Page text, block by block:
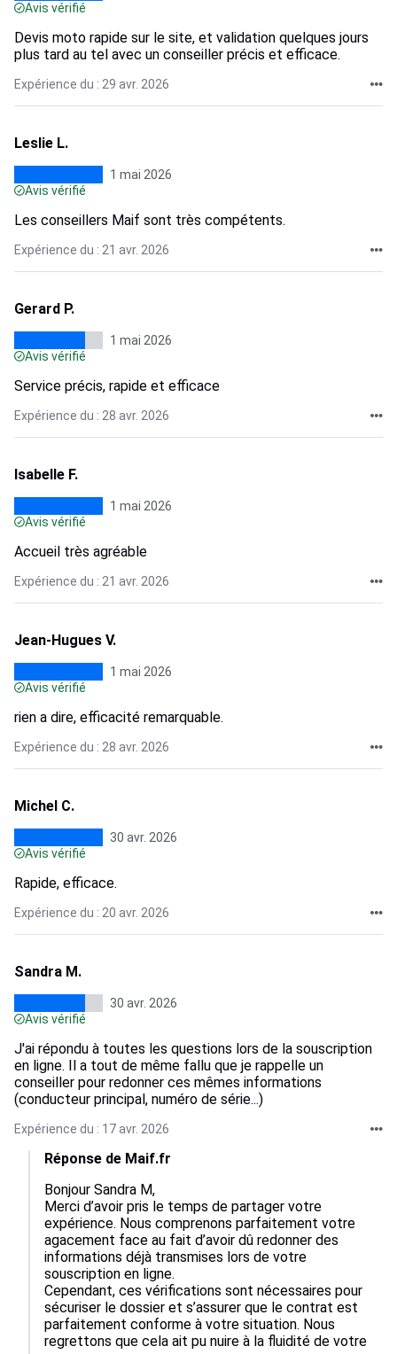
Avis vérifié
Devis moto rapide sur le site, et validation quelques jours
plus tard au tel avec un conseiller précis et efficace.
Expérience du : 29 avr. 2026
Leslie L.
1 mai 2026
Avis vérifié
Les conseillers Maif sont très compétents.
Expérience du : 21 avr. 2026
Gerard P.
1 mai 2026
Avis vérifié
Service précis, rapide et efficace
Expérience du : 28 avr. 2026
Isabelle F.
1 mai 2026
Avis vérifié
Accueil très agréable
Expérience du : 21 avr. 2026
Jean-Hugues V.
1 mai 2026
Avis vérifié
rien a dire, efficacité remarquable.
Expérience du : 28 avr. 2026
Michel C.
30 avr. 2026
Avis vérifié
Rapide, efficace.
Expérience du : 20 avr. 2026
Sandra M.
30 avr. 2026
Avis vérifié
J'ai répondu à toutes les questions lors de la souscription
en ligne. Il a tout de même fallu que je rappelle un
conseiller pour redonner ces mêmes informations
(conducteur principal, numéro de série...)
Expérience du : 17 avr. 2026
Réponse de Maif.fr
Bonjour Sandra M,
Merci d’avoir pris le temps de partager votre
expérience. Nous comprenons parfaitement votre
agacement face au fait d’avoir dû redonner des
informations déjà transmises lors de votre
souscription en ligne.
Cependant, ces vérifications sont nécessaires pour
sécuriser le dossier et s’assurer que le contrat est
parfaitement conforme à votre situation. Nous
regrettons que cela ait pu nuire à la fluidité de votre